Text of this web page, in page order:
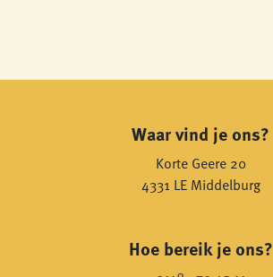
Waar vind je ons?
Korte Geere 20
4331 LE Middelburg
Hoe bereik je ons?